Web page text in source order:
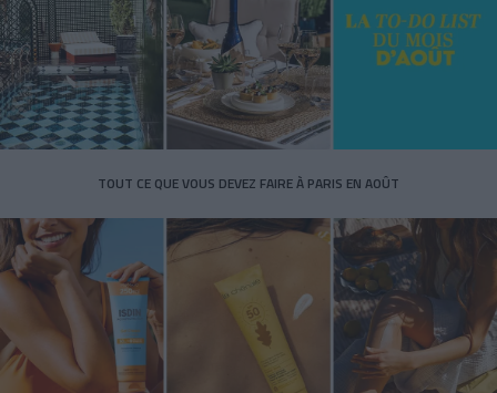
TOUT CE QUE VOUS DEVEZ FAIRE À PARIS EN AOÛT